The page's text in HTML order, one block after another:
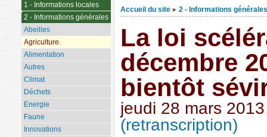
Accueil du site > 2 - Informations générales
La loi
décembre
bientôt
jeudi 28 mars 2013
(retranscription)
1 - Informations locales
2 - Informations générales
Abeilles
Agriculture.
Alimentation
Autres
Climat
Déchets
Energie
Faune
Innovations